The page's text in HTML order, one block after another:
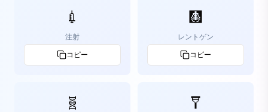
💉
注射
コピー
🩻
レントゲン
コピー
🧬 🩼